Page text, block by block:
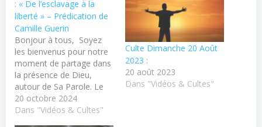
: « De l’esclavage à la
liberté » – Prédication de
Camille Guerin
Bonjour à tous, Soyez
les bienvenus pour notre
moment de partage dans
la présence de Dieu,
autour de Sa Parole. Le
culte se déroule en direct
dans l'église de Bourges,
20 octobre 2024
Dans "Vidéos & Cultes"
Culte Dimanche 20 Août
2023 :
20 août 2023
Dans "Vidéos & Cultes"